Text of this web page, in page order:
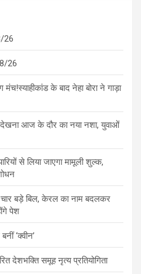
26
26
के बाद नेहा बोरा ने गाड़ा
देखना आज के दौर का नया नशा, युवाओं
से लिया जाएगा मामूली शुल्क,
बड़े बिल, केरल का नाम बदलकर
पेश
‘क्वीन’
देशभक्ति समूह नृत्य प्रतियोगिता